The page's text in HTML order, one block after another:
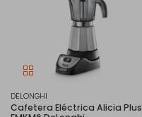
DELONGHI
Cafetera Eléctrica Alicia Plus